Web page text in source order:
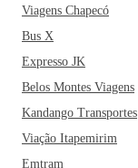
Viagens Chapecó
Bus X
Expresso JK
Belos Montes Viagens
Kandango Transportes
Viação Itapemirim
Emtram